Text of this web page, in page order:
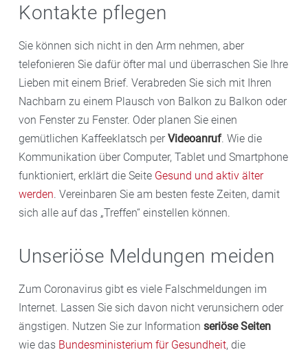
Kontakte pflegen
Sie können sich nicht in den Arm nehmen, aber
telefonieren Sie dafür öfter mal und überraschen Sie Ihre
Lieben mit einem Brief. Verabreden Sie sich mit Ihren
Nachbarn zu einem Plausch von Balkon zu Balkon oder
von Fenster zu Fenster. Oder planen Sie einen
gemütlichen Kaffeeklatsch per Videoanruf. Wie die
Kommunikation über Computer, Tablet und Smartphone
funktioniert, erklärt die Seite Gesund und aktiv älter
werden. Vereinbaren Sie am besten feste Zeiten, damit
sich alle auf das „Treffen“ einstellen können.
Unseriöse Meldungen meiden
Zum Coronavirus gibt es viele Falschmeldungen im
Internet. Lassen Sie sich davon nicht verunsichern oder
ängstigen. Nutzen Sie zur Information seriöse Seiten
wie das Bundesministerium für Gesundheit, die